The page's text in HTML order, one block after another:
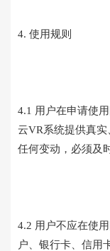
4. 使用规则
4.1 用户在申请使
云VR系统提供真
任何变动，必须及
4.2 用户不应在使
户、银行卡、信用